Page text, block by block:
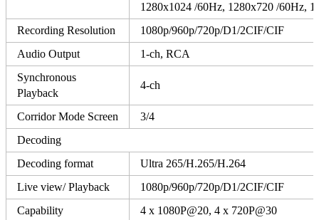
1280x1024 /60Hz, 1280x720 /60Hz,
Recording Resolution
1080p/960p/720p/D1/2CIF/CIF
Audio Output
1-ch, RCA
Synchronous
Playback
4-ch
Corridor Mode Screen
3/4
Decoding
Decoding format
Ultra 265/H.265/H.264
Live view/ Playback
1080p/960p/720p/D1/2CIF/CIF
Capability
4 x 1080P@20, 4 x 720P@30